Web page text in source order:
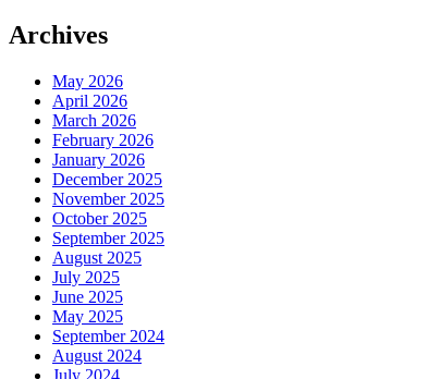
Archives
May 2026
April 2026
March 2026
February 2026
January 2026
December 2025
November 2025
October 2025
September 2025
August 2025
July 2025
June 2025
May 2025
September 2024
August 2024